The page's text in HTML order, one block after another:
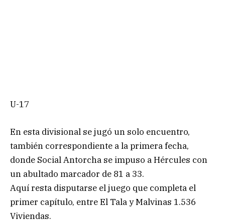
U-17
En esta divisional se jugó un solo encuentro,
también correspondiente a la primera fecha,
donde Social Antorcha se impuso a Hércules con
un abultado marcador de 81 a 33.
Aquí resta disputarse el juego que completa el
primer capítulo, entre El Tala y Malvinas 1.536
Viviendas.